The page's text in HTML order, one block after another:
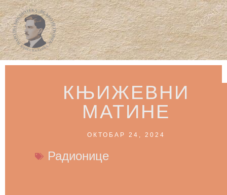
КЊИЖЕВНИ
МАТИНЕ
ОКТОБАР 24, 2024
Радионице